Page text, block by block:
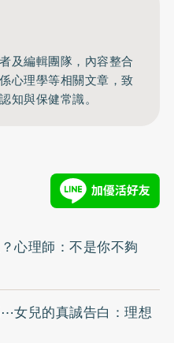
及編輯團隊，內容整合
心理學等相關文章，致
知與保健常識。
心理師：不是你不夠
女兒的真誠告白：理想